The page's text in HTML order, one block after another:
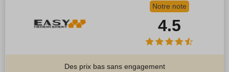
Notre note
4.5
Des prix bas sans engagement